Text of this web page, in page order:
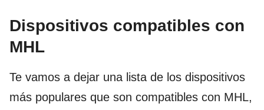
Dispositivos compatibles con
MHL
Te vamos a dejar una lista de los dispositivos
más populares que son compatibles con MHL,